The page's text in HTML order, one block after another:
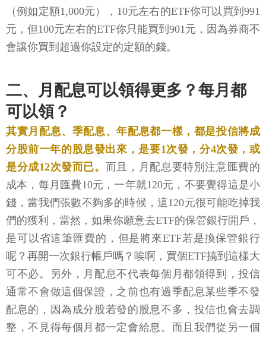
（例如定額1,000元），10元左右的ETF你可以買到991
元，但100元左右的ETF你只能買到901元，因為券商不
會讓你買到超過你設定的定額的錢。
二、月配息可以領得更多？每月都
可以領？
其實月配息、季配息、年配息都一樣，都是投信將成
分股前一年的股息發出來，是要1次發，分4次發，或
是分成12次發而已。 而且，月配息要特別注意匯費的
成本，每月匯費10元，一年就120元，不要覺得這是小
錢，當我們張數不夠多的時候，這120元很可能吃掉我
們的獲利，當然，如果你願意去ETF的保管銀行開戶，
是可以省這筆匯費的，但是將來ETF若是換保管銀行
呢？再開一次銀行帳戶嗎？唉啊，買個ETF搞到這樣大
可不必。另外，月配息不代表每個月都領得到，投信
通常不會做這個保證，之前也有過季配息某些季不發
配息的，因為成分股若發的股息不多，投信也會去調
整，不見得每個月都一定會給息。而且我們從另一個